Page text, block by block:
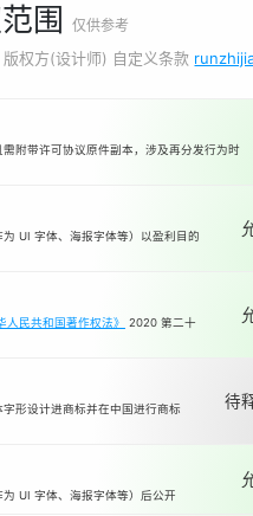
围 仅供参考
版权方(设计师) 自定义条款
附带许可协议原件副本，涉及再分发行为时
UI 字体、海报字体等）以盈利目的
人民共和国著作权法》
2020 第二十
形设计进商标并在中国进行商标
待
UI 字体、海报字体等）后公开